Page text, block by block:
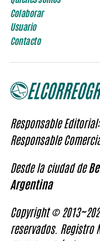
Colaborar
Usuario
Contacto
Responsable
Responsable
Desde la ciudad de
Argentina
Copyright ©
reservados. Registro